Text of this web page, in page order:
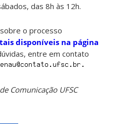
das 8h às 12h.
o processo
disponíveis na página
entre em contato
Comunicação UFSC